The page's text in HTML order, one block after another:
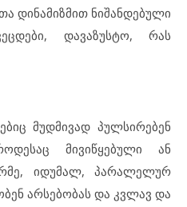
დინამიზმით ნიშანდებული
დავაზუსტო, რას
მუდმივად პულსირებენ
მივიწყებული ან
იდუმალ, პარალელურ
არსებობას და კვლავ და